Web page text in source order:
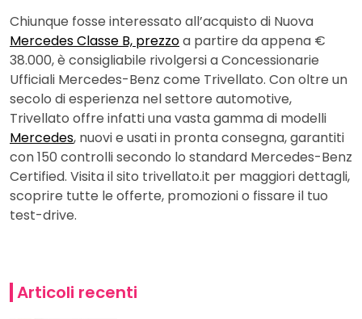
Chiunque fosse interessato all’acquisto di Nuova
Mercedes Classe B, prezzoa partire da appena €
38.000, è consigliabile rivolgersi a Concessionarie
Ufficiali Mercedes-Benz come Trivellato. Con oltre un
secolo di esperienza nel settore automotive,
Trivellato offre infatti una vasta gamma di modelli
Mercedes, nuovi e usati in pronta consegna, garantiti
con 150 controlli secondo lo standard Mercedes-Benz
Certified. Visita il sito trivellato.it per maggiori dettagli,
scoprire tutte le offerte, promozioni o fissare il tuo
test-drive.
Articoli recenti